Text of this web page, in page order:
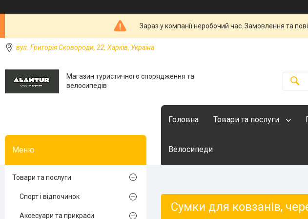
Зараз у компанії неробочий час. Замовлення та
вул. Григорія Сковороди, 22, Харків, Україна
Магазин туристичного спорядження та
велосипедів
Головна Товари та послуги
Велосипеди
Сумки для ковзанів,
Товари та послуги
Спорт і відпочинок
Аксесуари та прикраси